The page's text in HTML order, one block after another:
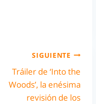
SIGUIENTE
Tráiler de ‘Into the
Woods’, la enésima
revisión de los